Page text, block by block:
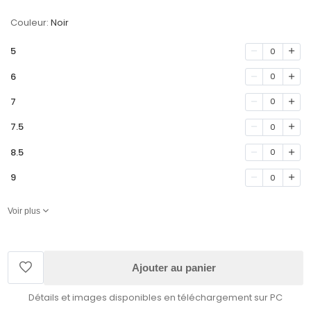
Couleur: Noir
5 0
6 0
7 0
7.5 0
8.5 0
9 0
Voir plus
Ajouter au panier
Détails et images disponibles en téléchargement sur PC